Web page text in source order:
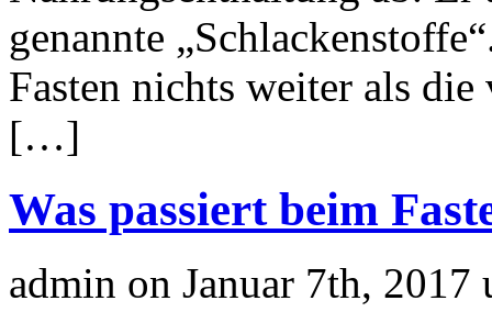
genannte
Fasten nichts weiter als
[…]
Was passiert beim
admin on Januar 7th, 2017